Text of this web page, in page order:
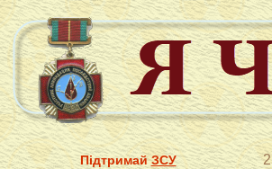
ПідтримайЗСУ